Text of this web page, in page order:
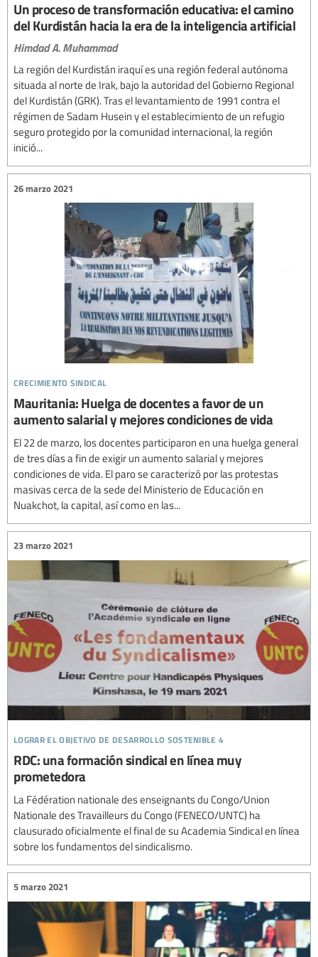
Un proceso de transformación educativa: el camino
del Kurdistán hacia la era de la inteligencia artificial
Himdad A. Muhammad
La región del Kurdistán iraquí es una región federal autónoma
situada al norte de Irak, bajo la autoridad del Gobierno Regional
del Kurdistán (GRK). Tras el levantamiento de 1991 contra el
régimen de Sadam Husein y el establecimiento de un refugio
seguro protegido por la comunidad internacional, la región
inició...
crecimiento sindical
26 marzo 2021
Mauritania: Huelga de docentes a favor de un
aumento salarial y mejores condiciones de vida
El 22 de marzo, los docentes participaron en una huelga general
de tres días a fin de exigir un aumento salarial y mejores
condiciones de vida. El paro se caracterizó por las protestas
masivas cerca de la sede del Ministerio de Educación en
Nuakchot, la capital, así como en las...
lograr el objetivo de desarrollo sostenible 4
23 marzo 2021
RDC: una formación sindical en línea muy
prometedora
La Fédération nationale des enseignants du Congo/Union
Nationale des Travailleurs du Congo (FENECO/UNTC) ha
clausurado oficialmente el final de su Academia Sindical en línea
sobre los fundamentos del sindicalismo.
5 marzo 2021